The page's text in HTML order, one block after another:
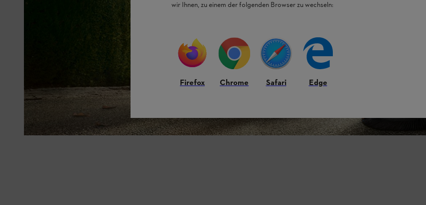
wir Ihnen, zu einem der folgenden Browser zu wechseln:
Firefox Chrome Safari Edge